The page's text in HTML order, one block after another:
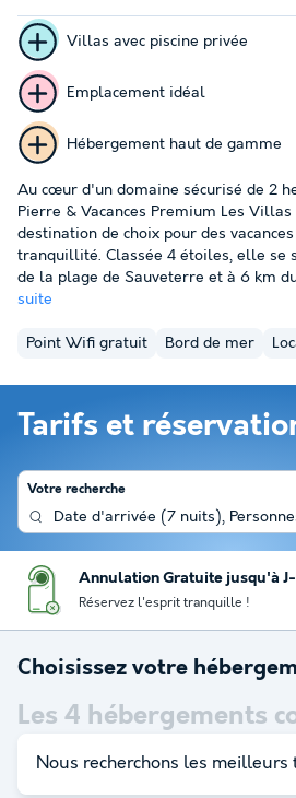
Villas avec piscine privée
Emplacement idéal
Hébergement haut de gamme
Au cœur d'un domaine sécurisé de 2
Pierre & Vacances Premium Les
destination de choix pour des
tranquillité. Classée 4 étoiles, elle se
de la plage de Sauveterre et à 6 km
suite
Point Wifi gratuit Bord de mer
Tarifs et
Votre recherche
Date d'arrivée (7 nuits),
Annulation Gratuite jusqu'à
Réservez l'esprit tranquille !
Choisissez votre
Les 4 hébergements
à votre sélection
Nous recherchons les meilleurs